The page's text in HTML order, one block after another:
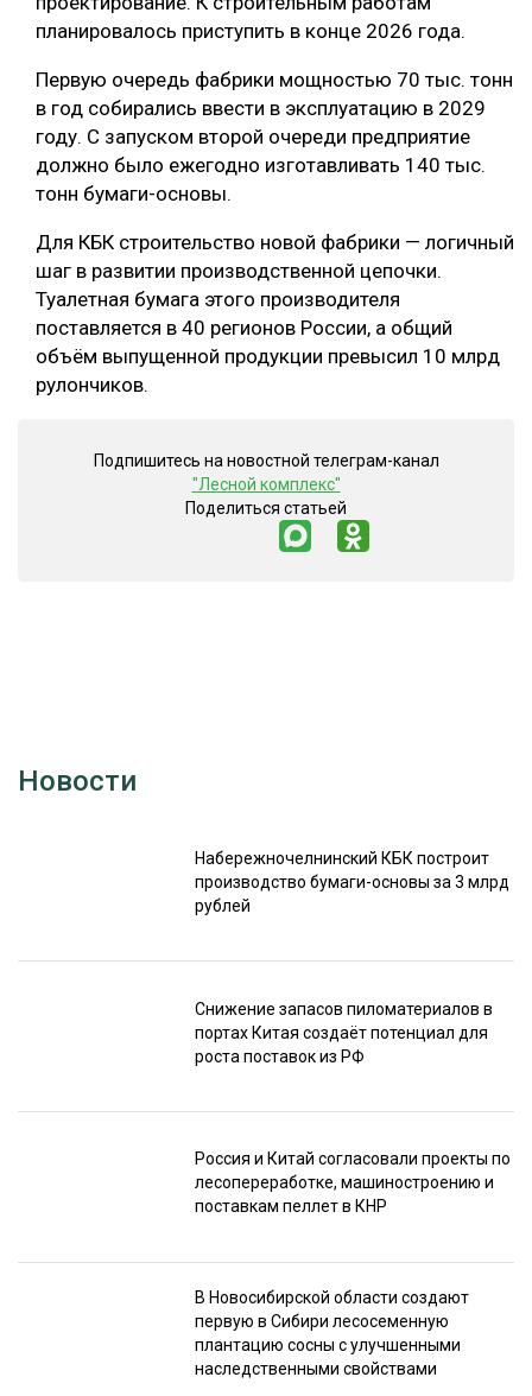
планировалось приступить в конце 2026 года.
Первую очередь фабрики мощностью 70 тыс. тонн
в год собирались ввести в эксплуатацию в 2029
году. С запуском второй очереди предприятие
должно было ежегодно изготавливать 140 тыс.
тонн бумаги-основы.
Для КБК строительство новой фабрики — логичный
шаг в развитии производственной цепочки.
Туалетная бумага этого производителя
поставляется в 40 регионов России, а общий
объём выпущенной продукции превысил 10 млрд
рулончиков.
Подпишитесь на новостной телеграм-канал
"Лесной комплекс"
Поделиться статьей
Новости
Набережночелнинский КБК построит
производство бумаги-основы за 3 млрд
рублей
Снижение запасов пиломатериалов в
портах Китая создаёт потенциал для
роста поставок из РФ
Россия и Китай согласовали проекты по
лесопереработке, машиностроению и
поставкам пеллет в КНР
В Новосибирской области создают
первую в Сибири лесосеменную
плантацию сосны с улучшенными
наследственными свойствами